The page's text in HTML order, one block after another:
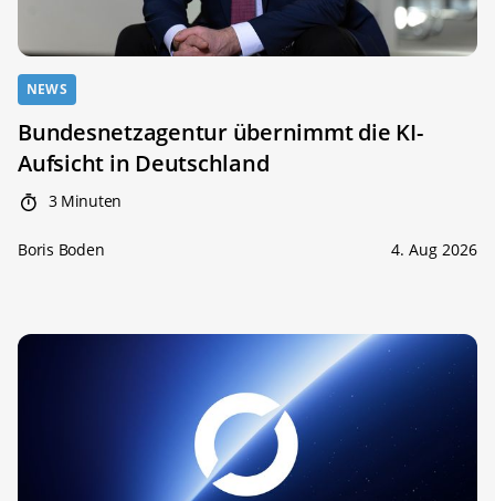
NEWS
Bundesnetzagentur übernimmt die KI-
Aufsicht in Deutschland
3 Minuten
Boris Boden 4. Aug 2026